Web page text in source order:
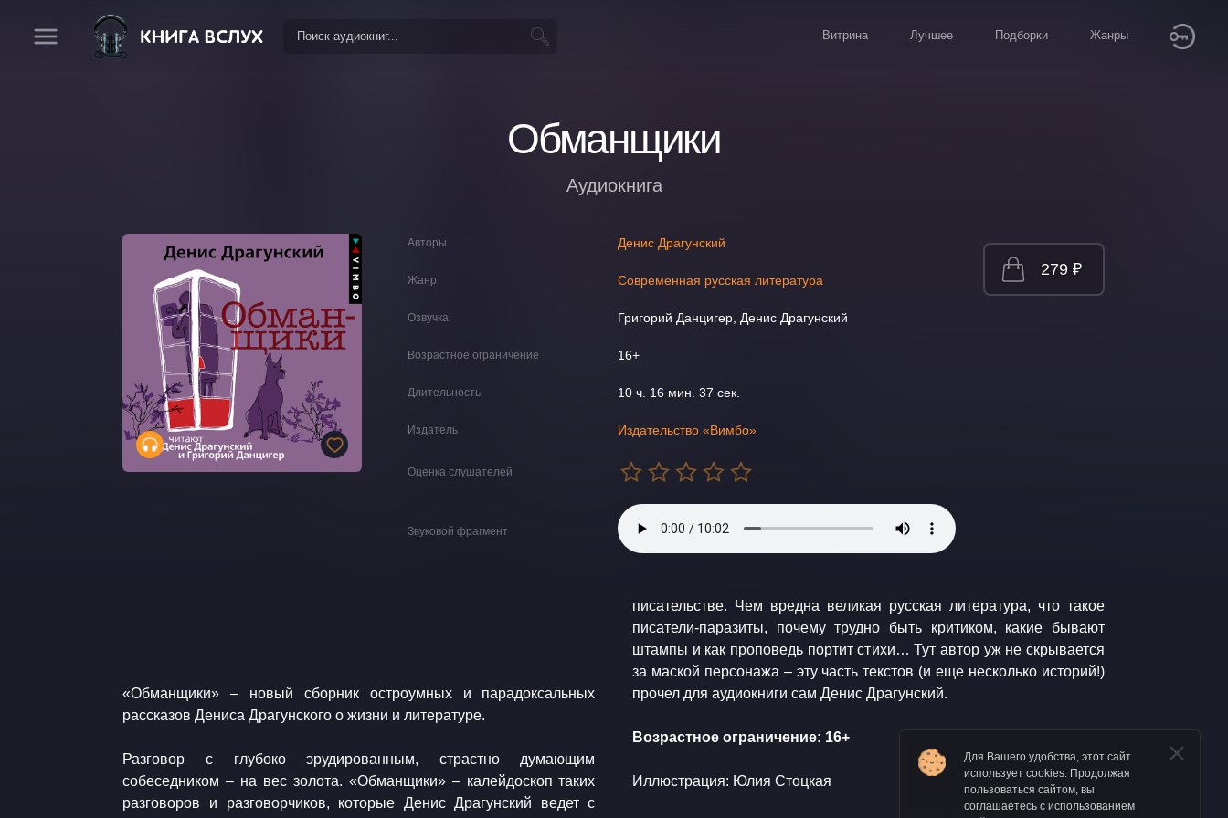
Витрина Лучшее Подборки Жанры
Обманщики
Аудиокнига
Авторы Денис Драгунский
Жанр Современная русская литература
Озвучка Григорий Данцигер, Денис Драгунский
Возрастное ограничение 16+
Длительность 10 ч. 16 мин. 37 сек.
Издатель Издательство «Вимбо»
Оценка слушателей
Звуковой фрагмент
279 ₽
​«Обманщики» – новый сборник остроумных и парадоксальных
рассказов Дениса Драгунского о жизни и литературе.
Разговор с глубоко эрудированным, страстно думающим
собеседником – на вес золота. «Обманщики» – калейдоскоп таких
разговоров и разговорчиков, которые Денис Драгунский ведет с
писательстве. Чем вредна великая русская литература, что такое
писатели-паразиты, почему трудно быть критиком, какие бывают
штампы и как проповедь портит стихи… Тут автор уж не скрывается
за маской персонажа – эту часть текстов (и еще несколько историй!)
прочел для аудиокниги сам Денис Драгунский.
Возрастное ограничение: 16+
Иллюстрация: Юлия Стоцкая
Для Вашего удобства, этот сайт
использует cookies. Продолжая
пользоваться сайтом, вы
соглашаетесь с использованием